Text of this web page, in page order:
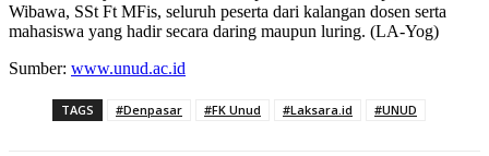
Wibawa, SSt Ft MFis, seluruh peserta dari kalangan dosen serta
mahasiswa yang hadir secara daring maupun luring. (LA-Yog)
Sumber: www.unud.ac.id
TAGS #Denpasar #FK Unud #Laksara.id #UNUD